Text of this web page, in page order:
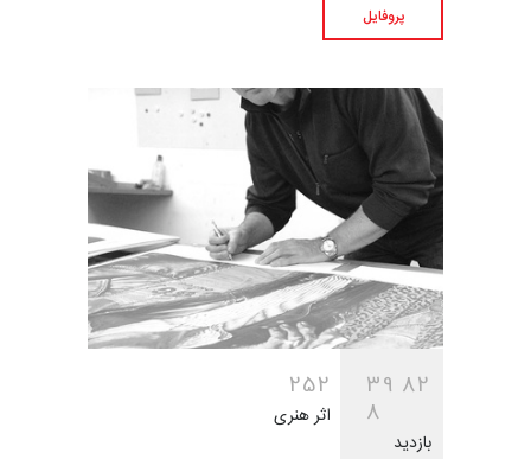
پروفایل
39 82
8
بازدید
252
اثر هنری